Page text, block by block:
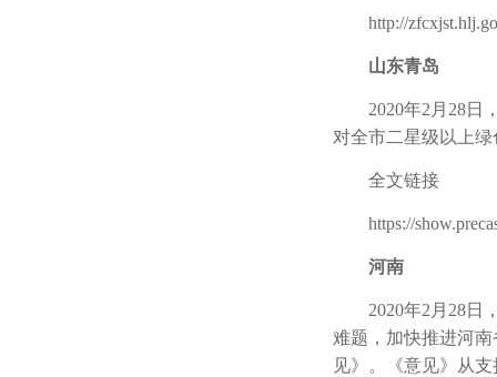
http://
山东青岛
2020年2月28日，
对全市二星级以上
全文链接
https://
河南
2020年2月28日，
难题，加快推进河
见》。《意见》从